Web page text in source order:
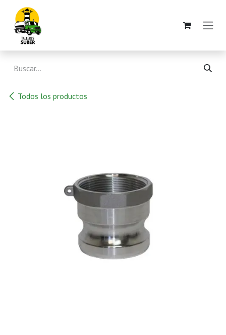
Ir al contenido
Todos los productos